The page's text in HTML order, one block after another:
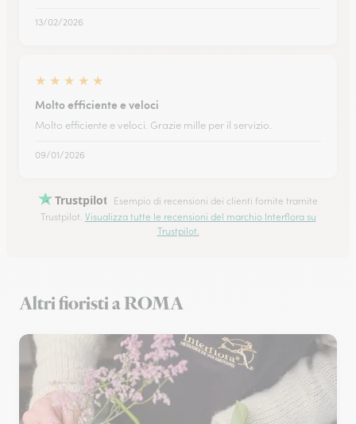
13/02/2026
★ ★ ★ ★ ★
Molto efficiente e veloci
Molto efficiente e veloci. Grazie mille per il servizio.
09/01/2026
Trustpilot
Esempio di recensioni dei clienti fornite tramite
Trustpilot. Visualizza tutte le recensioni del marchio Interflora su
Trustpilot.
Altri fioristi a ROMA